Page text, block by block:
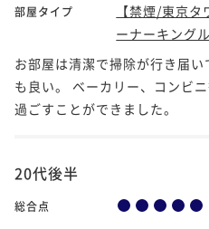
部屋タイプ
【禁煙/東京
ーナーキング
お部屋は清潔で掃除が行き届
も良い。 ベーカリー、コンビ
過ごすことができました。
20代後半
総合点